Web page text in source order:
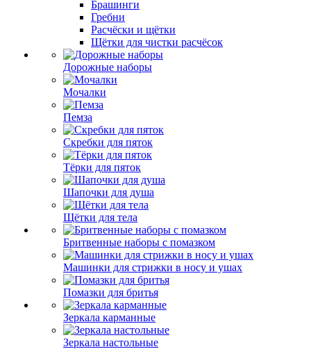
Брашинги
Гребни
Расчёски и щётки
Щётки для чистки расчёсок
Дорожные наборы
Мочалки
Пемза
Скребки для пяток
Тёрки для пяток
Шапочки для душа
Щётки для тела
Бритвенные наборы с помазком
Машинки для стрижки в носу и ушах
Помазки для бритья
Зеркала карманные
Зеркала настольные